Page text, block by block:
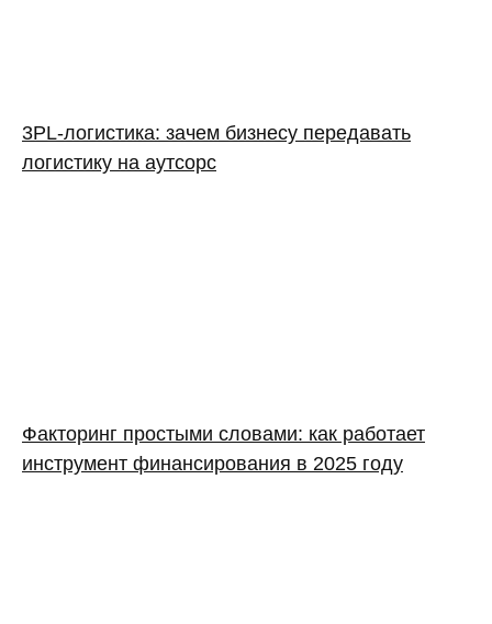
3PL‑логистика: зачем бизнесу передавать
логистику на аутсорс
Факторинг простыми словами: как работает
инструмент финансирования в 2025 году